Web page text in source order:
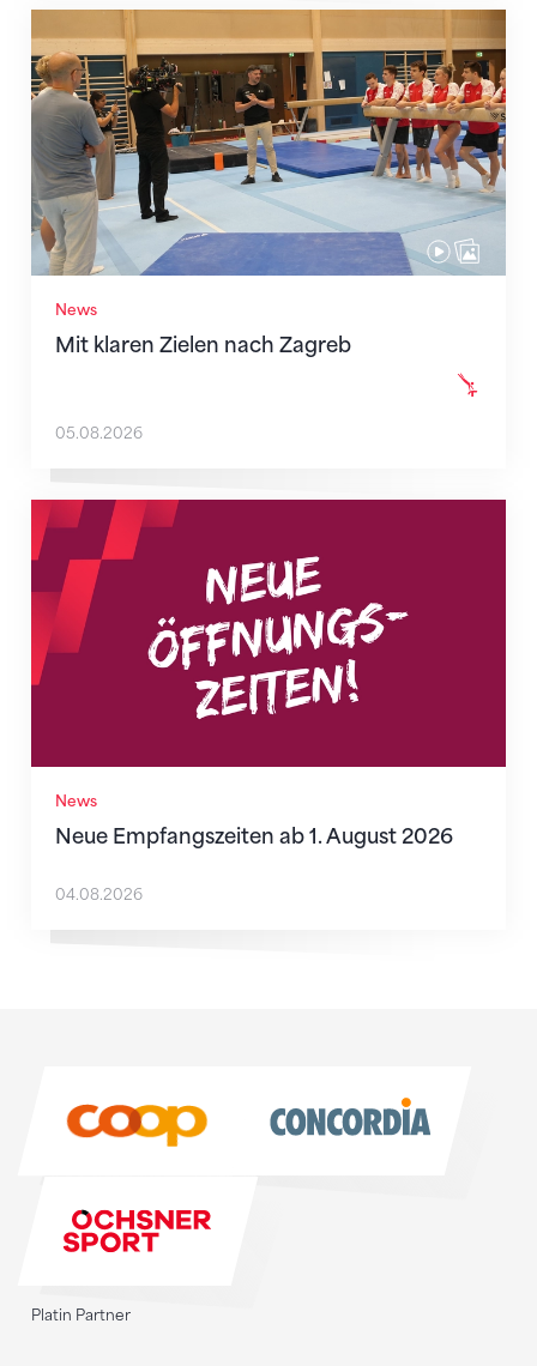
News
Mit klaren Zielen nach Zagreb
Mit klaren Zielen nach Zagreb
05.08.2026
News
Neue Empfangszeiten ab 1. August 2026
Neue Empfangszeiten ab 1. August 2026
04.08.2026
Platin Partner